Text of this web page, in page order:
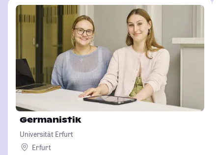
Germanistik
Universität Erfurt
Erfurt